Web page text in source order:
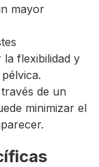
mayor
flexibilidad y
de un
minimizar el